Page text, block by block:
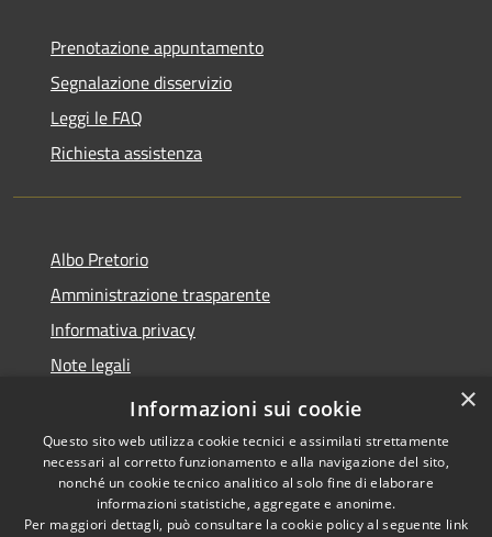
Prenotazione appuntamento
Segnalazione disservizio
Leggi le FAQ
Richiesta assistenza
Albo Pretorio
Amministrazione trasparente
Informativa privacy
Note legali
Dichiarazione di accessibilità
Copyright © 2026 • Comune di
×
Informazioni sui cookie
Questo sito web utilizza cookie tecnici e assimilati strettamente
necessari al corretto funzionamento e alla navigazione del sito,
nonché un cookie tecnico analitico al solo fine di elaborare
informazioni statistiche, aggregate e anonime.
Per maggiori dettagli, può consultare la cookie policy al seguente link